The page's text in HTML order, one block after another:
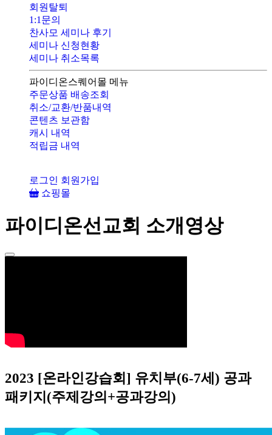
회원탈퇴
1:1문의
찬사모 세미나 후기
세미나 신청현황
세미나 취소목록
파이디온스퀘어몰 메뉴
주문상품 배송조회
취소/교환/반품내역
콘텐츠 보관함
캐시 내역
적립금 내역
로그인 회원가입
쇼핑몰
파이디온선교회 소개영상
2023 [온라인강습회] 유치부(6-7세) 공과
패키지(주제강의+공과강의)